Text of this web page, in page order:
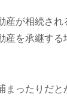
が相続さ
を承継す
ったりだ